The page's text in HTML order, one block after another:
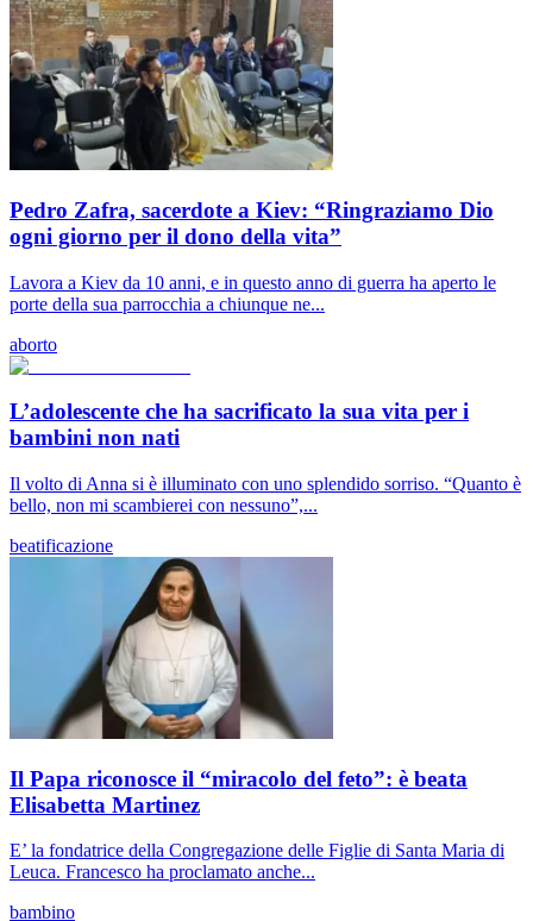
Pedro Zafra, sacerdote a Kiev: “Ringraziamo Dio
ogni giorno per il dono della vita”
Lavora a Kiev da 10 anni, e in questo anno di guerra ha aperto le
porte della sua parrocchia a chiunque ne...
aborto
L’adolescente che ha sacrificato la sua vita per i
bambini non nati
Il volto di Anna si è illuminato con uno splendido sorriso. “Quanto è
bello, non mi scambierei con nessuno”,...
beatificazione
Il Papa riconosce il “miracolo del feto”: è beata
Elisabetta Martinez
E’ la fondatrice della Congregazione delle Figlie di Santa Maria di
Leuca. Francesco ha proclamato anche...
bambino